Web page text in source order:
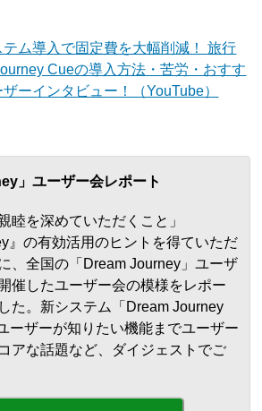
テム導入で固定費を大幅削減！ 旅行
Cueの導入方法・苦労・おすす
ーインタビュー！（YouTube）
」ユーザー会レポート
睦を深めていただくこと」
』の有効活用のヒントを得ていただ
、全国の「Dream Journey」ユーザ
催したユーザー会の模様をレポー
た。新システム「Dream Journey
ーザーが知りたい機能までユーザー
アな話題など、ダイジェストでご